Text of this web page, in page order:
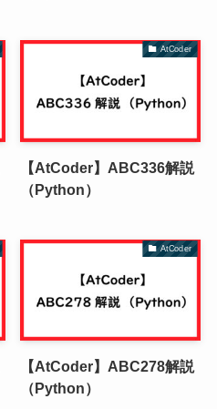
AtCoder
【AtCoder】ABC336解説
（Python）
AtCoder
【AtCoder】ABC278解説
（Python）